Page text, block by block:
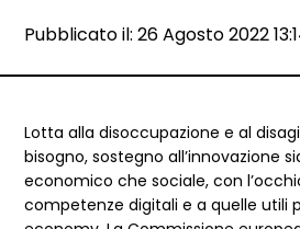
Data e ora:
Pubblicato il: 26 Agosto 2022
Dettagli articolo
Lotta alla disoccupazione e al
bisogno, sostegno all’innovazione
economico che sociale, con
competenze digitali e a quelle utili